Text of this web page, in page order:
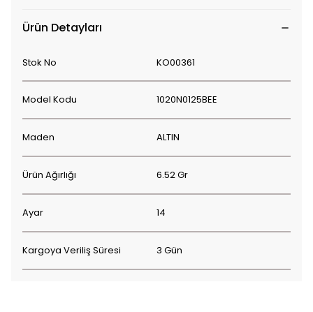
Ürün Detayları
Stok No KO00361
Model Kodu 1020N0125BEE
Maden ALTIN
Ürün Ağırlığı 6.52 Gr
Ayar 14
Kargoya Veriliş Süresi 3 Gün